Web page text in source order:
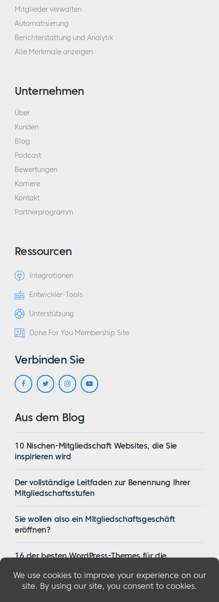
Mitglieder verwalten
Automatisierung
Berichterstattung und Analytik
Alle Merkmale anzeigen
Unternehmen
Über
Kunden
Blog
Podcast
Bewertungen
Karriere
Kontakt
Partnerprogramm
Ressourcen
Integrationen
Entwickler-Tools
Unterstützung
Done For You Membership Site
Verbinden Sie
Aus dem Blog
10 Nischen-Mitgliedschaft Websites, die Sie
inspirieren wird
Der vollständige Leitfaden zur Benennung Ihrer
Mitgliedschaftsstufen
Sie wollen also ein Mitgliedschaftsgeschäft
eröffnen?
16 der besten WordPress-Themes für die